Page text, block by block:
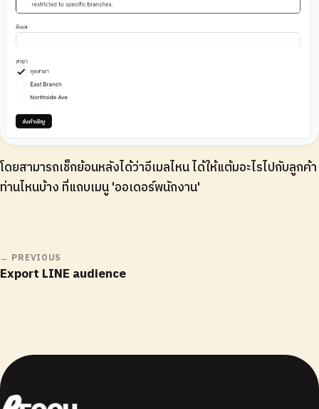
โดยสามารถเช็กย้อนหลังได้ว่าอีเมลไหน ได้ให้แต้มอะไรไปกับลูกค้า
ท่านไหนบ้าง ที่แถบเมนู 'ออเดอร์พนักงาน'
← PREVIOUS
Export LINE audience